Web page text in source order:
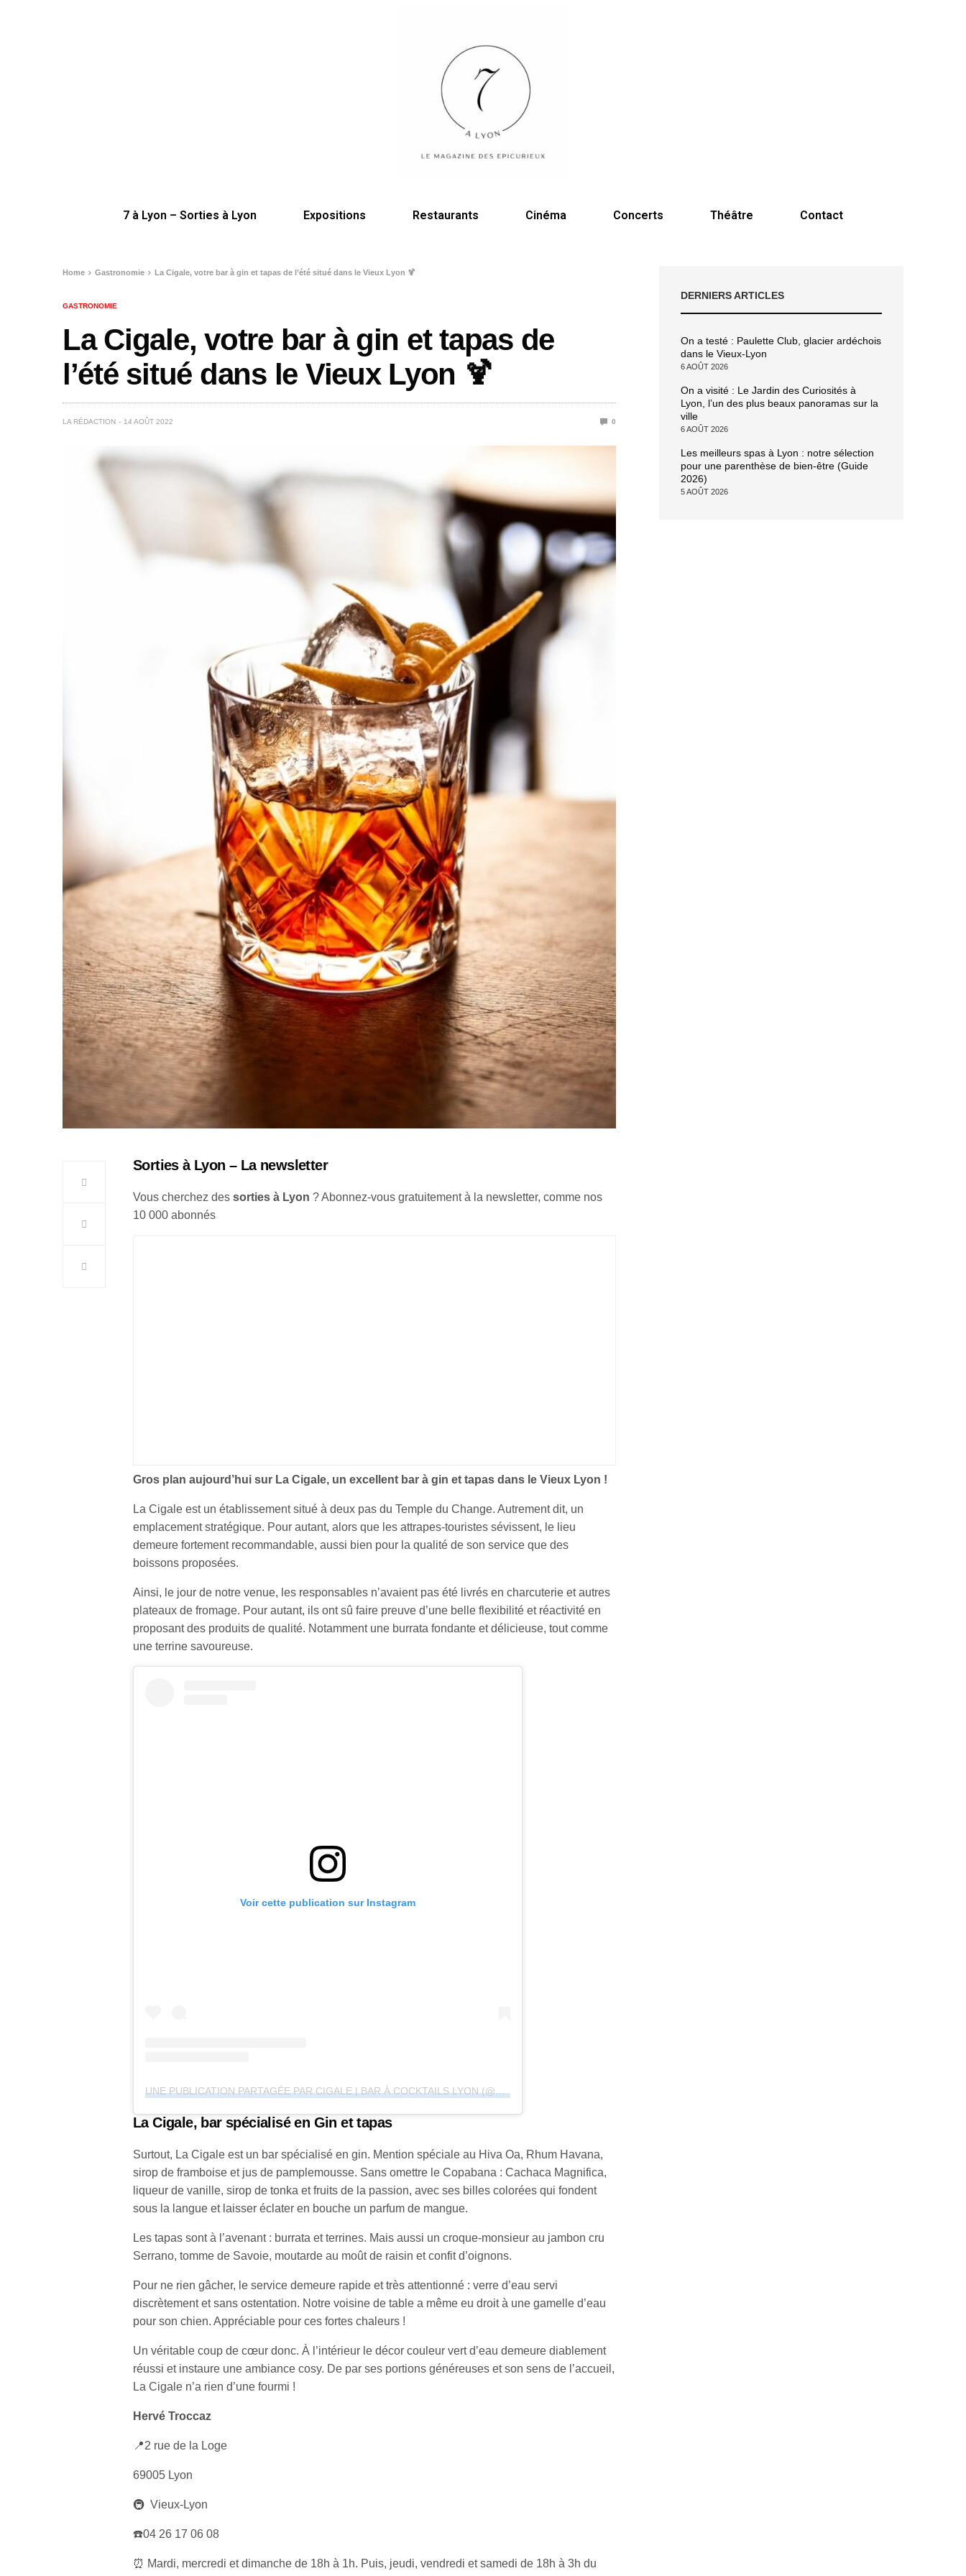
7 à Lyon – Sorties à Lyon Expositions Restaurants Cinéma Concerts Théâtre Contact
Home Gastronomie La Cigale, votre bar à gin et tapas de l’été situé dans le Vieux Lyon 🍹
GASTRONOMIE
La Cigale, votre bar à gin et tapas de
l’été situé dans le Vieux Lyon 🍹
LA RÉDACTION 14 AOÛT 2022 0
Sorties à Lyon – La newsletter
Vous cherchez dessorties à Lyon ? Abonnez-vous gratuitement à la newsletter, comme nos
10 000 abonnés
Gros plan aujourd’hui sur La Cigale, un excellent bar à gin et tapas dans le Vieux Lyon !
La Cigale est un établissement situé à deux pas du Temple du Change. Autrement dit, un
emplacement stratégique. Pour autant, alors que les attrapes-touristes sévissent, le lieu
demeure fortement recommandable, aussi bien pour la qualité de son service que des
boissons proposées.
Ainsi, le jour de notre venue, les responsables n’avaient pas été livrés en charcuterie et autres
plateaux de fromage. Pour autant, ils ont sû faire preuve d’une belle flexibilité et réactivité en
proposant des produits de qualité. Notamment une burrata fondante et délicieuse, tout comme
une terrine savoureuse.
Voir cette publication sur Instagram
UNE PUBLICATION PARTAGÉE PAR CIGALE | BAR À COCKTAILS LYON (@CIGALELYON)
La Cigale, bar spécialisé en Gin et tapas
Surtout, La Cigale est un bar spécialisé en gin. Mention spéciale au Hiva Oa, Rhum Havana,
sirop de framboise et jus de pamplemousse. Sans omettre le Copabana : Cachaca Magnifica,
liqueur de vanille, sirop de tonka et fruits de la passion, avec ses billes colorées qui fondent
sous la langue et laisser éclater en bouche un parfum de mangue.
Les tapas sont à l’avenant : burrata et terrines. Mais aussi un croque-monsieur au jambon cru
Serrano, tomme de Savoie, moutarde au moût de raisin et confit d’oignons.
Pour ne rien gâcher, le service demeure rapide et très attentionné : verre d’eau servi
discrètement et sans ostentation. Notre voisine de table a même eu droit à une gamelle d’eau
pour son chien. Appréciable pour ces fortes chaleurs !
Un véritable coup de cœur donc. À l’intérieur le décor couleur vert d’eau demeure diablement
réussi et instaure une ambiance cosy. De par ses portions généreuses et son sens de l’accueil,
La Cigale n’a rien d’une fourmi !
Hervé Troccaz
📍2 rue de la Loge
69005 Lyon
🚇 Vieux-Lyon
☎️04 26 17 06 08
⏰ Mardi, mercredi et dimanche de 18h à 1h. Puis, jeudi, vendredi et samedi de 18h à 3h du
DERNIERS ARTICLES
On a testé : Paulette Club, glacier ardéchois
dans le Vieux-Lyon
6 AOÛT 2026
On a visité : Le Jardin des Curiosités à
Lyon, l’un des plus beaux panoramas sur la
ville
6 AOÛT 2026
Les meilleurs spas à Lyon : notre sélection
pour une parenthèse de bien-être (Guide
2026)
5 AOÛT 2026